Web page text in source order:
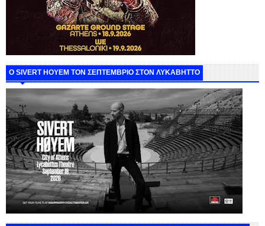
Ο SIVERT HOYEM ΤΟΝ ΣΕΠΤΕΜΒΡΙΟ ΣΤΟΝ ΛΥΚΑΒΗΤΤΟ